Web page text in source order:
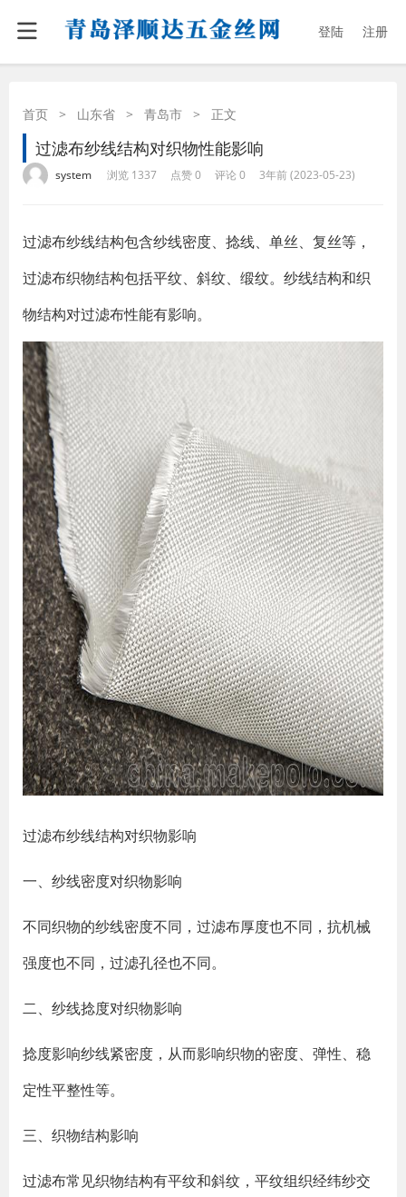
登陆 注册
首页 > 山东省 > 青岛市 > 正文
过滤布纱线结构对织物性能影响
system 浏览 1337 点赞 0 评论 0 3年前 (2023-05-23)
过滤布纱线结构包含纱线密度、捻线、单丝、复丝等，
过滤布织物结构包括平纹、斜纹、缎纹。纱线结构和织
物结构对过滤布性能有影响。
过滤布纱线结构对织物影响
一、纱线密度对织物影响
不同织物的纱线密度不同，过滤布厚度也不同，抗机械
强度也不同，过滤孔径也不同。
二、纱线捻度对织物影响
捻度影响纱线紧密度，从而影响织物的密度、弹性、稳
定性平整性等。
三、织物结构影响
过滤布常见织物结构有平纹和斜纹，平纹组织经纬纱交